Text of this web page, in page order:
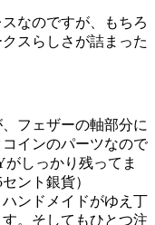
なのですが、もちろ
スらしさが詰まった
フェザーの軸部分に
インのパーツなので
しっかり残ってま
ント銀貨）
ンドメイドがゆえ丁
。そしてもひとつ注